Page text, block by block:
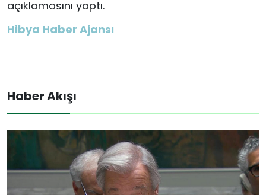
açıklamasını yaptı.
Hibya Haber Ajansı
Haber Akışı